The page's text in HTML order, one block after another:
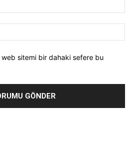
web sitemi bir dahaki sefere bu